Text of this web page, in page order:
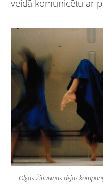
veidā komunicētu ar
Olgas Žitluhinas dejas